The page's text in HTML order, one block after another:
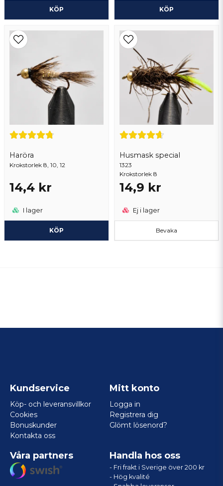
KÖP KÖP
Haröra
Krokstorlek 8, 10, 12
14,4 kr
I lager
KÖP
Husmask special
1323
Krokstorlek 8
14,9 kr
Ej i lager
Bevaka
Kundservice
Köp- och leveransvillkor
Cookies
Bonuskunder
Kontakta oss
Mitt konto
Logga in
Registrera dig
Glömt lösenord?
Våra partners Handla hos oss
- Fri frakt i Sverige över 200 kr
- Hög kvalité